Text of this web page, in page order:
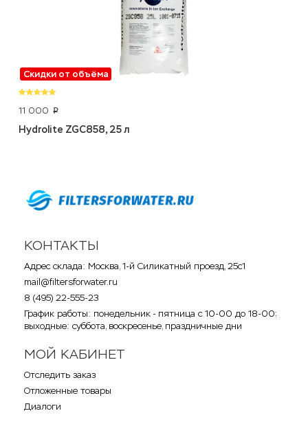
Скидки от объёма
11 000 p
Hydrolite ZGC858, 25 л
КОНТАКТЫ
Адрес склада: Москва, 1-й Силикатный проезд, 25с1
mail@filtersforwater.ru
8 (495) 22-555-23
График работы: понедельник - пятница с 10-00 до 18-00;
выходные: суббота, воскресенье, праздничные дни
МОЙ КАБИНЕТ
Отследить заказ
Отложенные товары
Диалоги